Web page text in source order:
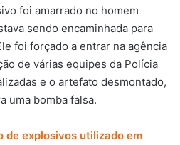
foi amarrado no homem
sendo encaminhada para
foi forçado a entrar na agência
de várias equipes da Polícia
e o artefato desmontado,
uma bomba falsa.
de explosivos utilizado em